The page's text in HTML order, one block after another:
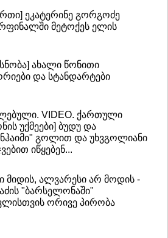
ეკატერინე გორგოძე
მეტოქეს ელის
ახალი წონითი
და სტანდარტები
VIDEO. ქართული
უქმეები] ბუდუ და
გოლით და უხვგოლიანი
იწყებენ...
მიდის, ალვარესი არ მოდის -
"ბარსელონაში"
ორივე პირობა